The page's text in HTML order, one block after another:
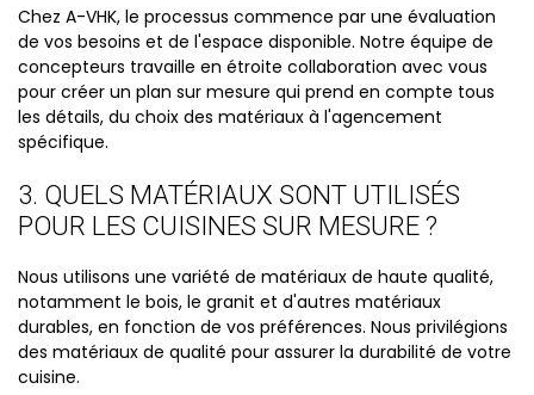
Chez A-VHK, le processus commence par une évaluation
de vos besoins et de l'espace disponible. Notre équipe de
concepteurs travaille en étroite collaboration avec vous
pour créer un plan sur mesure qui prend en compte tous
les détails, du choix des matériaux à l'agencement
spécifique.
3. QUELS MATÉRIAUX SONT UTILISÉS
POUR LES CUISINES SUR MESURE ?
Nous utilisons une variété de matériaux de haute qualité,
notamment le bois, le granit et d'autres matériaux
durables, en fonction de vos préférences. Nous privilégions
des matériaux de qualité pour assurer la durabilité de votre
cuisine.